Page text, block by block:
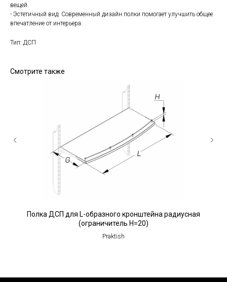
вещей.
- Эстетичный вид: Современный дизайн полки помогает улучшить общее
впечатление от интерьера.
Тип: ДСП
Смотрите также
Полка ДСП для L-образного кронштейна радиусная
(ограничитель H=20)
Praktish